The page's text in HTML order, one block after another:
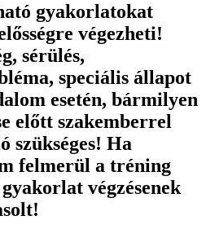
gyakorlatokat
végezheti!
sérülés,
speciális állapot
esetén, bármilyen
előtt szakemberrel
szükséges! Ha
felmerül a tréning
végzésenek